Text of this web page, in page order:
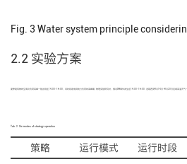
Fig. 3 Water system principle
2.2 实验方案
夏季建筑物的空调冷负荷高峰一般出现在14:00—16:00，该时段是电网电力负荷的高峰期. 物理实验研究时，假设DR事件发生在14:00—16:00. 选取西安8月14日—8月20日连续高温天气一
Tab. 2 Six modes of strategy operation
策略 运行模式 运行时段